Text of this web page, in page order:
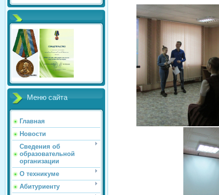
Меню сайта
Главная
Новости
Сведения об
образовательной
организации
О техникуме
Абитуриенту